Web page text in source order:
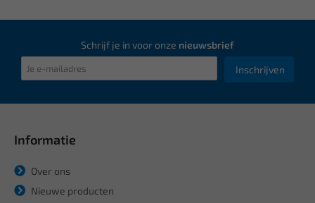
Schrijf je in voor onze nieuwsbrief
Inschrijven
Informatie
Over ons
Nieuwe producten